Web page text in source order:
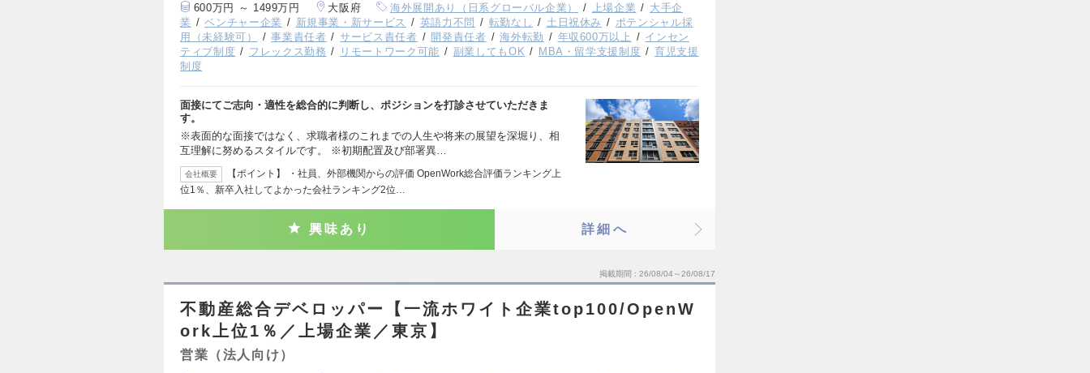
600万円 ～ 1499万円 大阪府 海外展開あり（日系グローバル企業） 上場企業
大手企
業
ベンチャー企業 新規事業・新サービス 英語力不問 転勤なし 土日祝休み
ポテンシャル採
用（未経験可）
事業責任者 サービス責任者 開発責任者 海外転勤 年収600万以上
インセン
ティブ制度
フレックス勤務 リモートワーク可能 副業してもOK MBA・留学支援制度
育児支援
制度
面接にてご志向・適性を総合的に判断し、ポジションを打診させていただきま
す。
※表面的な面接ではなく、求職者様のこれまでの人生や将来の展望を深堀り、相
互理解に努めるスタイルです。 ※初期配置及び部署異…
会社概要
【ポイント】 ・社員、外部機関からの評価 OpenWork総合評価ランキング上
位1％、新卒入社してよかった会社ランキング2位…
興味あり 詳細へ
掲載期間 26/08/04～26/08/17
不動産総合デベロッパー【一流ホワイト企業top100/OpenW
ork上位1％／上場企業／東京】
営業（法人向け）